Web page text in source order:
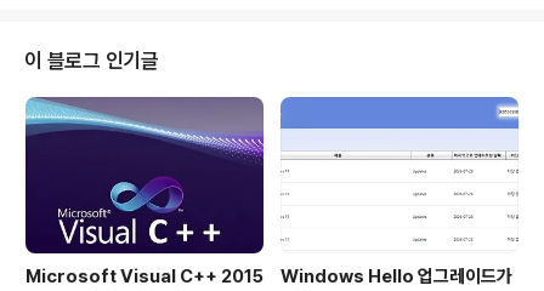
스를 확보하고 한 번의 클릭으로 계속 진행할 수 있습니다.
오류 복구. 복사 오류가 발생하면 TeraCopy는 여러 번
시도하며, 최악의 경우 전체 전송을 종료하지 않고 해당 파
일을 건너뜁니다.대화형 파일 목록. TeraCopy는 실패한
파일 전송을 표시하고 문제를 해결한 후 문제가 있는 파일
만 다시 복사할 수 있도록 ..
이 블로그 인기글
Microsoft Visual C++ 2015
Windows Hello 업그레이드가